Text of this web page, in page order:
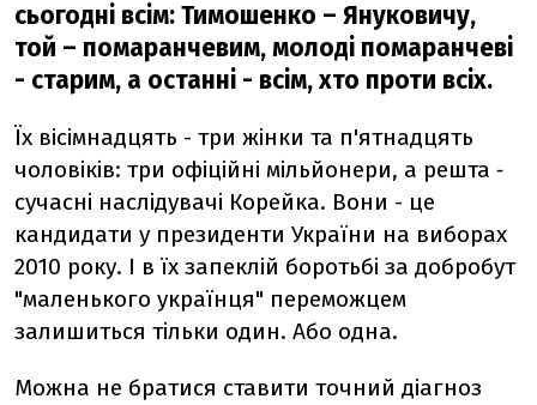
сьогодні всім: Тимошенко – Януковичу,
той – помаранчевим, молоді помаранчеві
- старим, а останні - всім, хто проти всіх.
Їх вісімнадцять - три жінки та п'ятнадцять
чоловіків: три офіційні мільйонери, а решта ‑
сучасні наслідувачі Корейка. Вони - це
кандидати у президенти України на виборах
2010 року. І в їх запеклій боротьбі за добробут
"маленького українця" переможцем
залишиться тільки один. Або одна.
Можна не братися ставити точний діагноз